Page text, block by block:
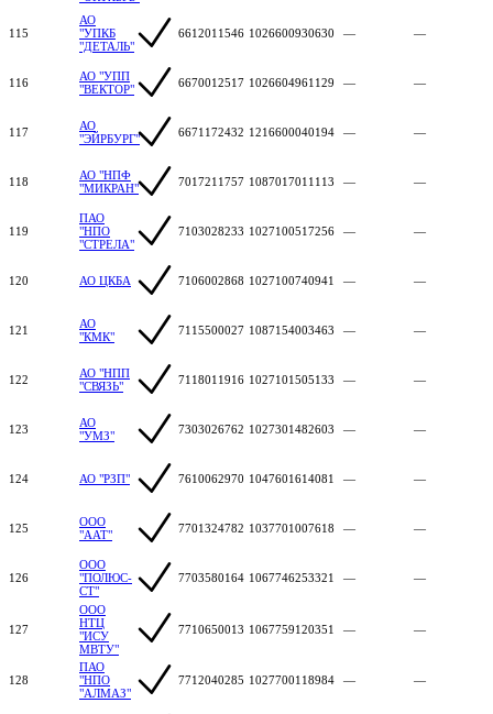
115
АО
"УПКБ
"ДЕТАЛЬ"
6612011546 1026600930630 — —
116
АО "УПП
"ВЕКТОР"
6670012517 1026604961129 — —
117
АО
"ЭЙРБУРГ"
6671172432 1216600040194 — —
118
АО "НПФ
"МИКРАН"
7017211757 1087017011113 — —
119
ПАО
"НПО
"СТРЕЛА"
7103028233 1027100517256 — —
120 АО ЦКБА 7106002868 1027100740941 — —
121
АО
"КМК"
7115500027 1087154003463 — —
122
АО "НПП
"СВЯЗЬ"
7118011916 1027101505133 — —
123
АО
"УМЗ"
7303026762 1027301482603 — —
124 АО "РЗП" 7610062970 1047601614081 — —
125
ООО
"ААТ"
7701324782 1037701007618 — —
126
ООО
"ПОЛЮС-
СТ"
7703580164 1067746253321 — —
127
ООО
НТЦ
"ИСУ
МВТУ"
7710650013 1067759120351 — —
128
ПАО
"НПО
"АЛМАЗ"
7712040285 1027700118984 — —